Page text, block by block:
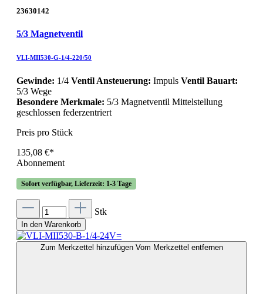
23630142
5/3 Magnetventil
VLI-MII530-G-1/4-220/50
Gewinde: 1/4 Ventil Ansteuerung: Impuls Ventil Bauart:
5/3 Wege
Besondere Merkmale: 5/3 Magnetventil Mittelstellung
geschlossen federzentriert
Preis pro Stück
135,08 €*
Abonnement
Sofort verfügbar, Lieferzeit: 1-3 Tage
Stk
In den Warenkorb
Zum Merkzettel hinzufügen Vom Merkzettel entfernen